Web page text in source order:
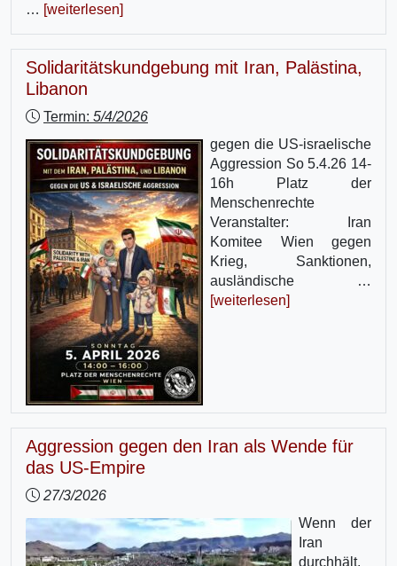
… [weiterlesen]
Solidaritätskundgebung mit Iran, Palästina,
Libanon
Termin: 5/4/2026
gegen die US-israelische
Aggression So 5.4.26 14-
16h Platz der
Menschenrechte
Veranstalter: Iran
Komitee Wien gegen
Krieg, Sanktionen,
ausländische …
[weiterlesen]
Aggression gegen den Iran als Wende für
das US-Empire
27/3/2026
Wenn der
Iran
durchhält,